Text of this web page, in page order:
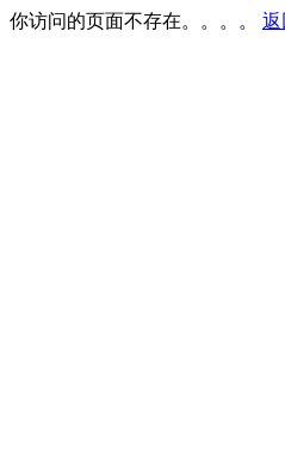
你访问的页面不存在。。。。 返